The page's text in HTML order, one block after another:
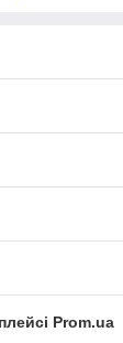
Prom.ua